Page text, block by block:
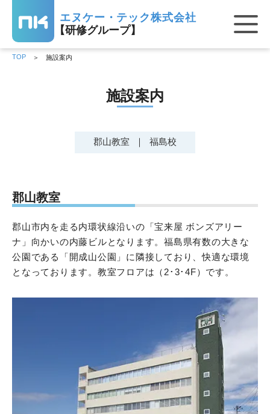
エヌケー・テック株式会社
【研修グループ】
TOP 施設案内
施設案内
郡山教室 福島校
郡山教室
郡山市内を走る内環状線沿いの「宝来屋 ボンズアリー
ナ」向かいの内藤ビルとなります。福島県有数の大きな
公園である「開成山公園」に隣接しており、快適な環境
となっております。教室フロアは（2･3･4F）です。